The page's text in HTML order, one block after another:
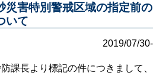
災害特別警戒区域の指定前の
いて
2019/07/30-
課長より標記の件につきまして、